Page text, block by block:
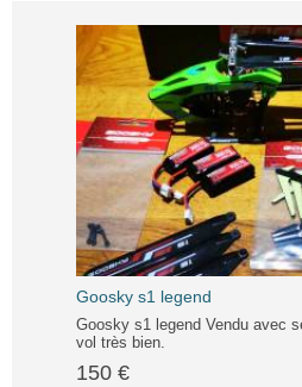
Goosky s1 legend
Goosky s1 legend Vendu avec
vol très bien.
150 €